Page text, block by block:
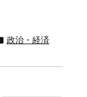
政治・経済